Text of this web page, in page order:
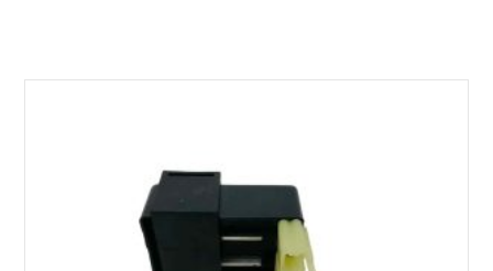
AGGIUNGI AL CARRELLO